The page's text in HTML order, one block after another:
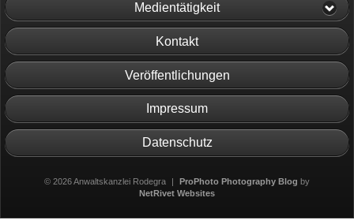
Medientätigkeit
Kontakt
Veröffentlichungen
Impressum
Datenschutz
© 2026 Anwaltskanzlei Rodegra | ProPhoto Photography Blog by
NetRivet Websites